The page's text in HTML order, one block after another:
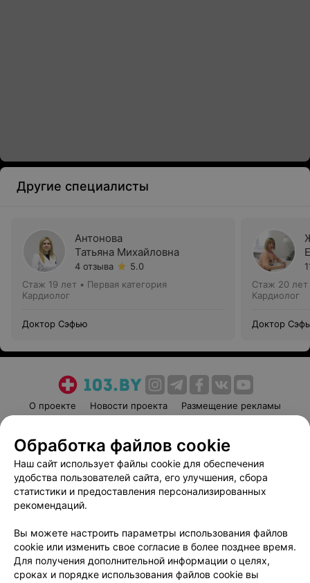
Другие специалисты
Антонова
Татьяна Михайловна
4 отзыва
5.0
Стаж 19 лет • Первая категория
Кардиолог
Доктор Сэфью
Стаж 20 лет
Кардиолог
Доктор
О проекте Новости проекта
Размещение рекламы
Пользовательское соглашение
Способы оплаты
Вакансии
Партнеры
Написать руководителю 103.by
Обработка персональных данных
Обработка файлов cookie
Наш сайт использует файлы cookie для обеспечения
удобства пользователей сайта, его улучшения, сбора
статистики и предоставления персонализированных
рекомендаций.
Вы можете настроить параметры использования файлов
cookie или изменить свое согласие в более позднее время.
Для получения дополнительной информации о целях,
сроках и порядке использования файлов cookie вы